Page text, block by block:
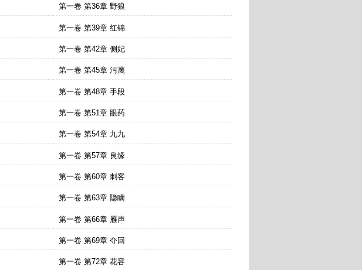
第一卷 第36章 野狼
第一卷 第39章 红锦
第一卷 第42章 侧妃
第一卷 第45章 污蔑
第一卷 第48章 手段
第一卷 第51章 眼药
第一卷 第54章 九九
第一卷 第57章 良缘
第一卷 第60章 刺客
第一卷 第63章 隐瞒
第一卷 第66章 雁声
第一卷 第69章 夺回
第一卷 第72章 花容